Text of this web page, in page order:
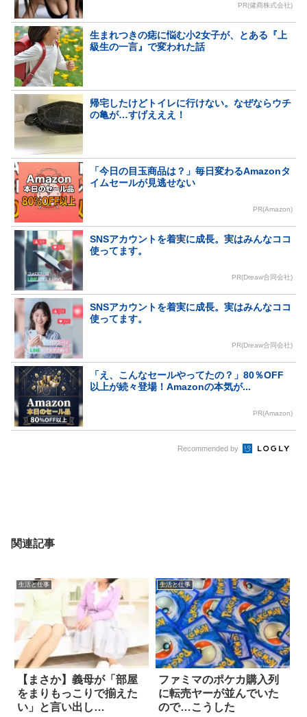
PR(健商株式会社)
生まれつきの痣に悩む小2女子が、とある『上
級生の一言』で変われた話
帰宅したけどトイレに行けない。なぜならウチ
の亀が…すげえええ！
「今日の目玉商品は？」毎日変わるAmazonタ
イムセールが見逃せない
PR(Amazon)
SNSアカウントを着実に成長。実はみんなココ
使ってます。
PR(Dreaw合同会社)
SNSアカウントを着実に成長。実はみんなココ
使ってます。
PR(Dreaw合同会社)
「え、こんなセールやってたの？」80％OFF
以上が続々登場！Amazonの本気が...
PR(Amazon)
Recommended by
関連記事
生活と仕事
【まさか】義母が「部屋
をまりもっこりで揃えた
い」と言い出し…
生活と仕事
ファミマのポケカ購入列
に転売ヤーが並んでいた
ので…こうした